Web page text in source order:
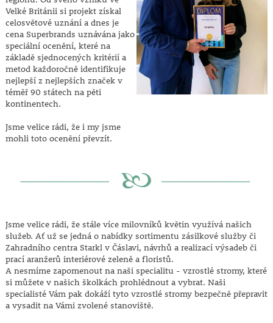
Velké Británii si projekt získal
celosvětové uznání a dnes je
cena Superbrands uznávána jako
speciální ocenění, které na
základě sjednocených kritérií a
metod každoročně identifikuje
nejlepší z nejlepších značek v
téměř 90 státech na pěti
kontinentech.
Jsme velice rádi, že i my jsme
mohli toto ocenění převzít.
Jsme velice rádi, že stále více milovníků květin využívá našich
služeb. Ať už se jedná o nabídky sortimentu zásilkové služby či
Zahradního centra Starkl v Čáslavi, návrhů a realizací výsadeb či
prací aranžerů interiérové zeleně a floristů.
A nesmíme zapomenout na naši specialitu - vzrostlé stromy, které
si můžete v našich školkách prohlédnout a vybrat. Naši
specialisté Vám pak dokáží tyto vzrostlé stromy bezpečně přepravit
a vysadit na Vámi zvolené stanoviště.